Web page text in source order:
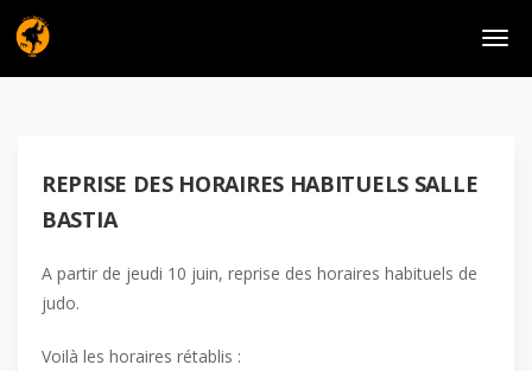
REPRISE DES HORAIRES HABITUELS SALLE
BASTIA
A partir de jeudi 10 juin, reprise des horaires habituels de
judo.
Voilà les horaires rétablis :